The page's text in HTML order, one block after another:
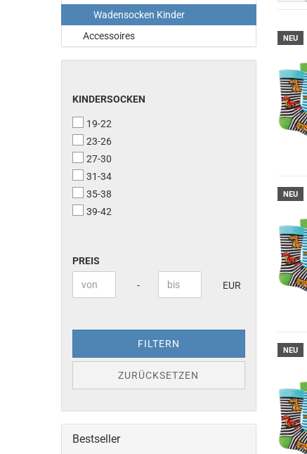
NEU
NEU
NEU
Wadensocken Kinder
Accessoires
KINDERSOCKEN
KINDERSOCKEN
19-22
23-26
27-30
31-34
35-38
39-42
PREIS
Preis bis - EUR
FILTERN
ZURÜCKSETZEN
Bestseller